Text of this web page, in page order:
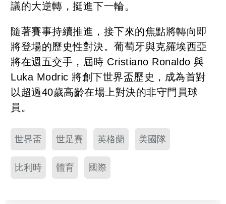
議的大逆轉，挺進下一輪。
隨著賽事持續推進，接下來的焦點將轉向即
將登場的歷史性對決。葡萄牙與克羅埃西亞
將在週五交手，屆時 Cristiano Ronaldo 與
Luka Modric 將創下世界盃歷史，成為首對
以超過40歲高齡在場上對決的非守門員球
員。
世界盃 世足賽 英格蘭 美國隊
比利時 體育 國際